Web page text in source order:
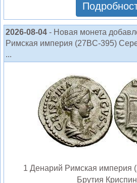
2026-08-04 - Новая монета
Римская империя (27BC-395)
...
1 Денарий Римская империя
Брутия